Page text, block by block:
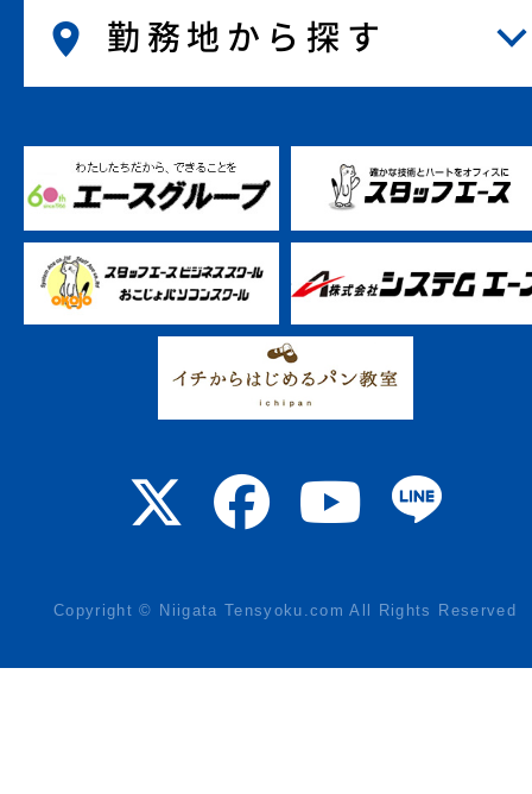
勤務地から探す
Copyright © Niigata Tensyoku.com All Rights Reserved